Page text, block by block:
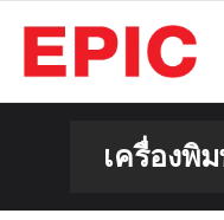
content
เครื่องพิ